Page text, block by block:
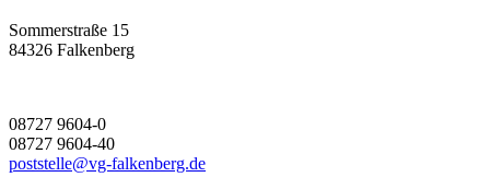
Sommerstraße 15
84326 Falkenberg
08727 9604-0
08727 9604-40
poststelle@vg-falkenberg.de